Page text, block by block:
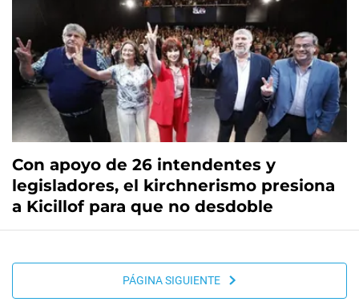
Con apoyo de 26 intendentes y
legisladores, el kirchnerismo presiona
a Kicillof para que no desdoble
PÁGINA SIGUIENTE